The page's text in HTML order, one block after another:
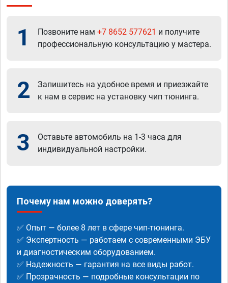
1 Позвоните нам +7 8652 577621 и получите
профессиональную консультацию у мастера.
2
Запишитесь на удобное время и приезжайте
к нам в сервис на установку чип тюнинга.
3
Оставьте автомобиль на 1-3 часа для
индивидуальной настройки.
Почему нам можно доверять?
✅ Опыт — более 8 лет в сфере чип-тюнинга.
✅ Экспертность — работаем с современными ЭБУ
и диагностическим оборудованием.
✅ Надежность — гарантия на все виды работ.
✅ Прозрачность — подробные консультации по